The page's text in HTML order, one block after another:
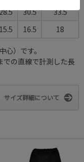
30.5
33.5
15.5 16.5 18
）です。
の直線で計測した長
サイズ詳細について